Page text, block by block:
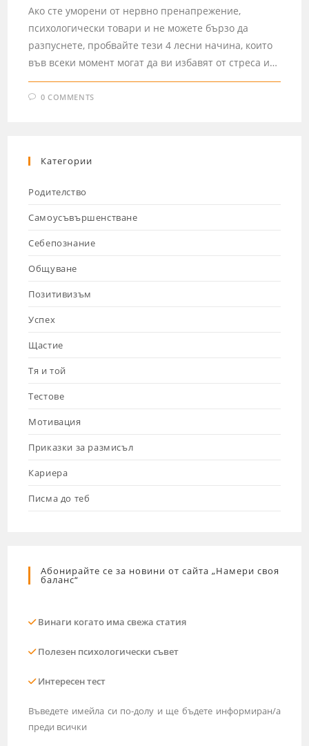
Ако сте уморени от нервно пренапрежение,
психологически товари и не можете бързо да
разпуснете, пробвайте тези 4 лесни начина, които
във всеки момент могат да ви избавят от стреса и…
0 COMMENTS
Категории
Родителство
Самоусъвършенстване
Себепознание
Общуване
Позитивизъм
Успех
Щастие
Тя и той
Тестове
Мотивация
Приказки за размисъл
Кариера
Писма до теб
Абонирайте се за новини от сайта „Намери своя
баланс“
Винаги когато има свежа статия
Полезен психологически съвет
Интересен тест
Въведете имейла си по-долу и ще бъдете информиран/а
преди всички